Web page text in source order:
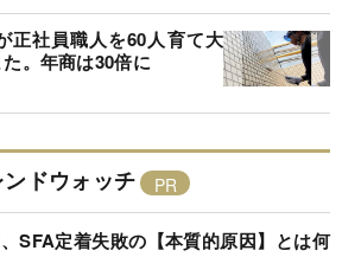
正社員職人を60人育て大
。年商は30倍に
ンドウォッチ
SFA定着失敗の【本質的原因】とは何